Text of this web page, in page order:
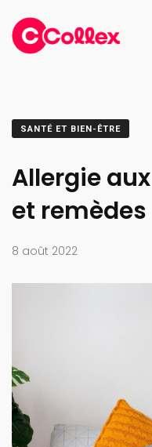
SANTÉ ET BIEN-ÊTRE
Allergie
et remèdes
8 août 2022